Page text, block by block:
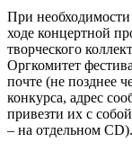
При
ходе концертной
творческого
Оргкомитет
почте (не позднее
конкурса, адрес
привезти их с
– на отдельном CD).